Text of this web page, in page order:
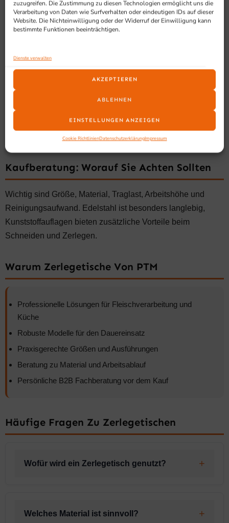
zuzugreifen. Die Zustimmung zu diesen Technologien ermöglicht uns die
Verarbeitung von Daten wie Surfverhalten oder eindeutigen IDs auf dieser
Website. Die Nichteinwilligung oder der Widerruf der Einwilligung kann
bestimmte Funktionen beeinträchtigen.
Dienste verwalten
AKZEPTIEREN
ABLEHNEN
EINSTELLUNGEN ANZEIGEN
Cookie RichtlinienDatenschutzerklärungImpressum
Catering mit Vorbereitungsbereich
Warum Zerlegetische Wirtschaftlich
Sinnvoll Sind
Durch strukturierte Arbeitsplätze werden Wege reduziert,
Prozesse beschleunigt und Mitarbeiter entlastet. Gleichzeitig
ermöglichen robuste Oberflächen eine professionelle und
sichere Verarbeitung.
Kaufberatung: Worauf Sie Achten Sollten
Wichtig sind Größe, Material, Traglast, Arbeitshöhe und
Reinigungsaufwand. Edelstahl ist besonders langlebig,
Kunststoffauflagen bieten zusätzliche Vorteile beim
Schneiden und Zerlegen.
Warum Zerlegetische Von PTM
Professionelle Lösungen für Fleischverarbeitung und
Küche
Robuste Modelle für den Dauereinsatz
Praxisgerechte Größen und Ausführungen
Beratung zu Material und Arbeitsablauf
Persönliche B2B Fachberatung vor dem Kauf
Häufige Fragen Zu Zerlegetischen
Wofür wird ein Zerlegetisch genutzt?
Welches Material ist sinnvoll?